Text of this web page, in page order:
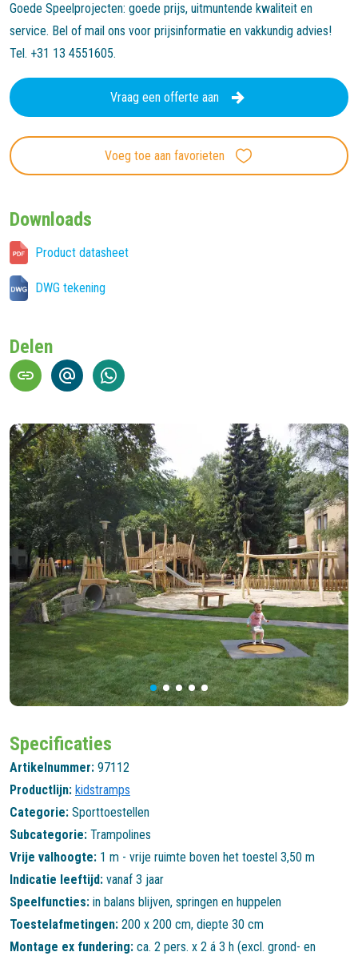
Specificaties
Artikelnummer: 97112
Productlijn: kidstramps
Categorie: Sporttoestellen
Subcategorie: Trampolines
Vrije valhoogte: 1 m - vrije ruimte boven het toestel 3,50 m
Indicatie leeftijd: vanaf 3 jaar
Speelfuncties: in balans blijven, springen en huppelen
Toestelafmetingen: 200 x 200 cm, diepte 30 cm
Montage ex fundering: ca. 2 pers. x 2 á 3 h (excl. grond- en
Goede Speelprojecten: goede prijs, uitmuntende kwaliteit en
service. Bel of mail ons voor prijsinformatie en vakkundig advies!
Tel. +31 13 4551605.
Vraag een offerte aan
Voeg toe aan favorieten
Downloads
Product datasheet
DWG tekening
Delen